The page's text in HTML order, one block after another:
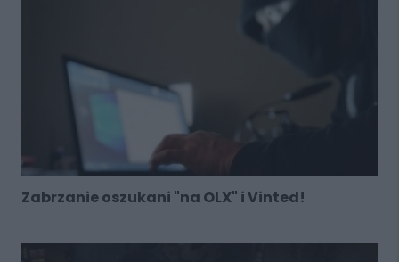
Zabrzanie oszukani "na OLX" i Vinted!